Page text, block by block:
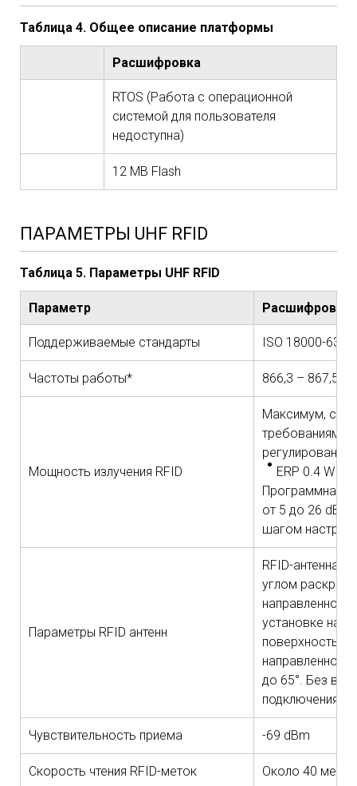
Таблица 4. Общее описание платформы
Расшифровка
RTOS (Работа с операционной
системой для пользователя
недоступна)
12 МВ Flash
ПАРАМЕТРЫ UHF RFID
Таблица 5. Параметры UHF RFID
Параметр Расшифровка
Поддерживаемые стандарты ISO 18000-63,
Частоты работы* 866,3 – 867,5
Мощность излучения RFID
Максимум,
требованиям
регулирования
ERP 0.4 W
Программная
от 5 до 26 dBm
шагом
Параметры RFID антенн
RFID-антенна
углом
установке на
поверхность
до 65°. Без
подключения
Чувствительность приема -69 dBm
Скорость чтения RFID-меток Около 40